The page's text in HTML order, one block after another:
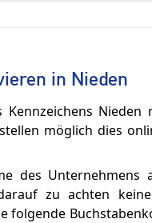
in Nieden
möglich dies
des Unternehmens
zu achten